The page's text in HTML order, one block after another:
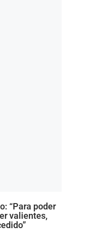
“Para poder
valientes,